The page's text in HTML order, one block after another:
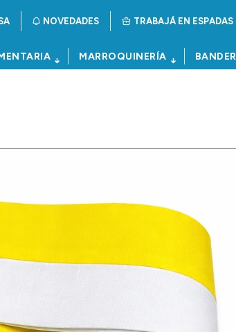
NOVEDADES TRABAJÁ EN ESPADAS
MARROQUINERÍA